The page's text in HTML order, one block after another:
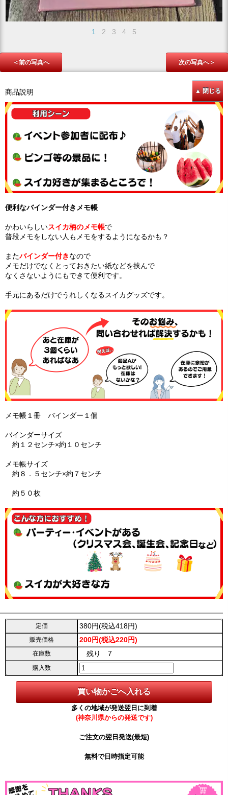
1 2 3 4 5
＜前の写真へ 次の写真へ＞
商品説明
便利なバインダー付きメモ帳
かわいらしいスイカ柄のメモ帳で
普段メモをしない人もメモをするようになるかも？
またバインダー付きなので
メモだけでなくとっておきたい紙などを挟んで
なくさないようにもできて便利です。
手元にあるだけでうれしくなるスイカグッズです。
メモ帳１冊 バインダー１個
バインダーサイズ
約１２センチ×約１０センチ
メモ帳サイズ
約８．５センチ×約７センチ
約５０枚
定価 380円(税込418円)
販売価格 200円(税込220円)
在庫数 残り 7
購入数
多くの地域が発送翌日に到着
(神奈川県からの発送です)
ご注文の翌日発送(最短)
無料で日時指定可能